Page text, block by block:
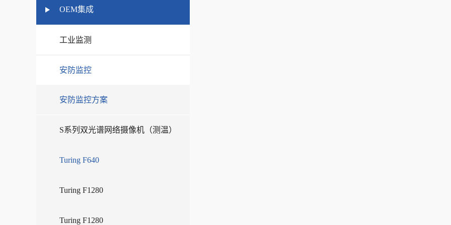
OEM集成
工业监测
安防监控
安防监控方案
S系列双光谱网络摄像机（测温）
Turing F640
Turing F1280
Turing F1280